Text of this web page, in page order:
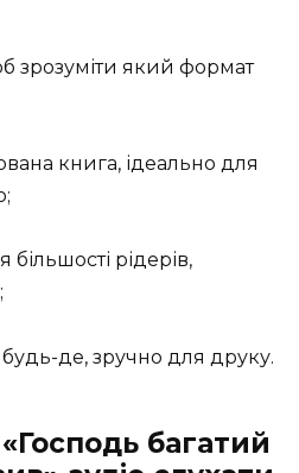
зрозуміти який формат
книга, ідеально для
більшості рідерів,
будь-де, зручно для друку.
багатий